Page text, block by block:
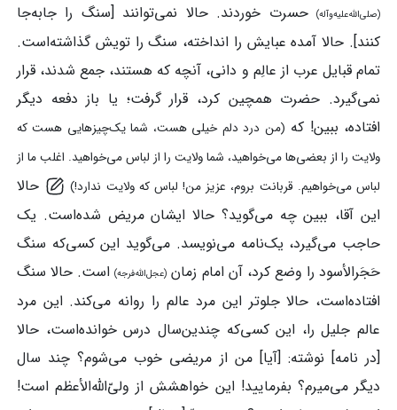
(صلی‌الله‌علیه‌وآله) حسرت خوردند. حالا نمی‌توانند [سنگ را جابه‌جا
کنند]. حالا آمده عبایش را انداخته، سنگ را تویش گذاشته‌است.
تمام قبایل عرب از عالِم و دانی، آنچه که هستند، جمع شدند، قرار
نمی‌گیرد. حضرت همچین کرد، قرار گرفت؛ یا باز دفعه دیگر
افتاده، ببین! که (من درد دلم خیلی هست، شما یک‌چیزهایی هست که
ولایت را از بعضی‌ها می‌خواهید، شما ولایت را از لباس می‌خواهید. اغلب ما از
لباس می‌خواهیم. قربانت بروم، عزیز من! لباس که ولایت ندارد!)
حالا
این آقا، ببین چه می‌گوید؟ حالا ایشان مریض شده‌است. یک
حاجب می‌گیرد، یک‌نامه می‌نویسد. می‌گوید این کسی‌که سنگ
حَجَرالأسود را وضع کرد، آن امام‌ زمان (عجل‌الله‌فرجه)است. حالا سنگ
افتاده‌است، حالا جلوتر این مرد عالم را روانه می‌کند. این مرد
عالم جلیل را، این کسی‌که چندین‌سال درس خوانده‌است، حالا
[در نامه] نوشته: [آیا] من از مریضی خوب می‌شوم؟ چند سال
دیگر می‌میرم؟ بفرمایید! این خواهشش از ولیّ‌الله‌الأعظم است!